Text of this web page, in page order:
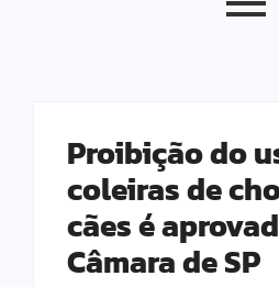
Proibição do
coleiras de
cães é
Câmara de SP